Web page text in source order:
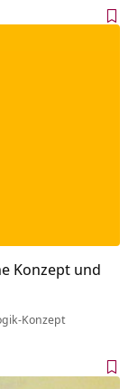
Konzept und
Konzept